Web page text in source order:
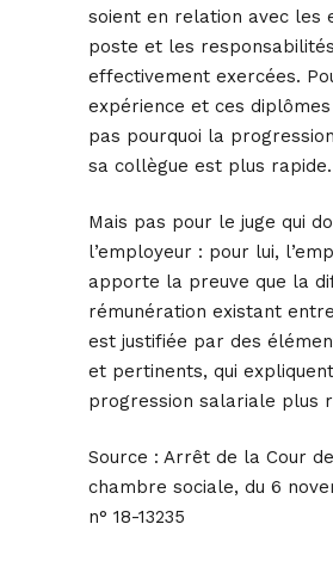
soient en relation avec les
poste et les responsabilités
effectivement exercées.
expérience et ces diplômes
pas pourquoi la
sa collègue est plus rapide.
Mais pas pour le juge qui
l’employeur : pour lui,
apporte la preuve que la
rémunération existant
est justifiée par des
et pertinents, qui
progression salariale plus
Source : Arrêt de la Cour
chambre sociale, du 6
n° 18-13235